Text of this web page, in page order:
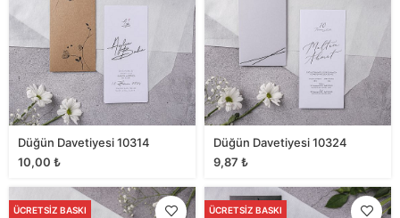
Düğün Davetiyesi 10314
10,00 ₺
Düğün Davetiyesi 10324
9,87 ₺
ÜCRETSIZ BASKI ÜCRETSIZ BASKI